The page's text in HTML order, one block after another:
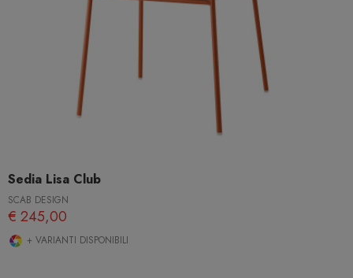
Sedia Lisa Club
SCAB DESIGN
€ 245,00
+ VARIANTI DISPONIBILI